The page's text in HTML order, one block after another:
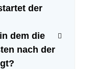
der
dem die
nach der